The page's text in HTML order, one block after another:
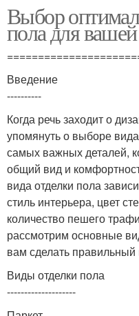
Выбор
пола для
Введение
----------
Когда речь заходит о
упомянуть о выборе
самых важных деталей,
общий вид и
вида отделки пола
стиль интерьера, цвет
количество пешего
рассмотрим основные
вам сделать
Виды отделки пола
--------------------